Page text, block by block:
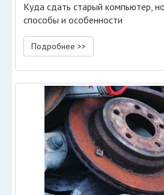
Куда сдать старый компьютер,
способы и особенности
Подробнее >>